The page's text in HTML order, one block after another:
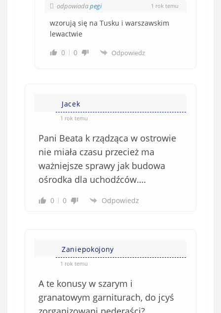
odpowiadapegi 1 rok temu
wzorują się na Tusku i warszawskim
lewactwie
0
0 Odpowiedz
Jacek
1 rok temu
Pani Beata k rządząca w ostrowie
nie miała czasu przecież ma
ważniejsze sprawy jak budowa
ośrodka dla uchodźców….
0 0 Odpowiedz
Zaniepokojony
1 rok temu
A te konusy w szarym i
granatowym garniturach, do jcyś